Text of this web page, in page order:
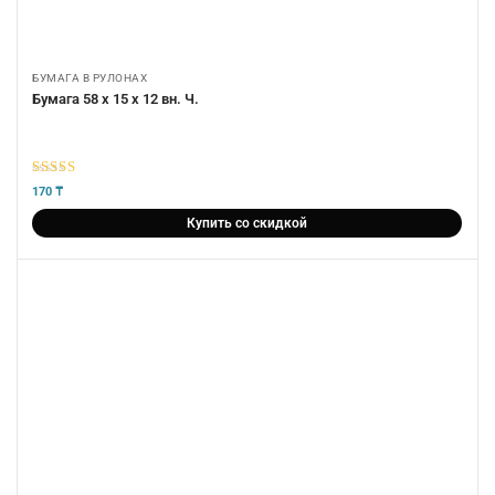
БУМАГА В РУЛОНАХ
Бумага 58 х 15 х 12 вн. Ч.
5из 5
170 ₸
Купить со скидкой